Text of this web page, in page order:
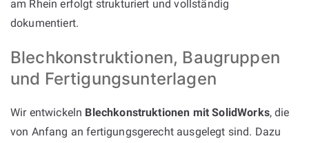
am Rhein erfolgt strukturiert und vollständig
dokumentiert.
Blechkonstruktionen, Baugruppen
und Fertigungsunterlagen
Wir entwickeln Blechkonstruktionen mit SolidWorks, die
von Anfang an fertigungsgerecht ausgelegt sind. Dazu